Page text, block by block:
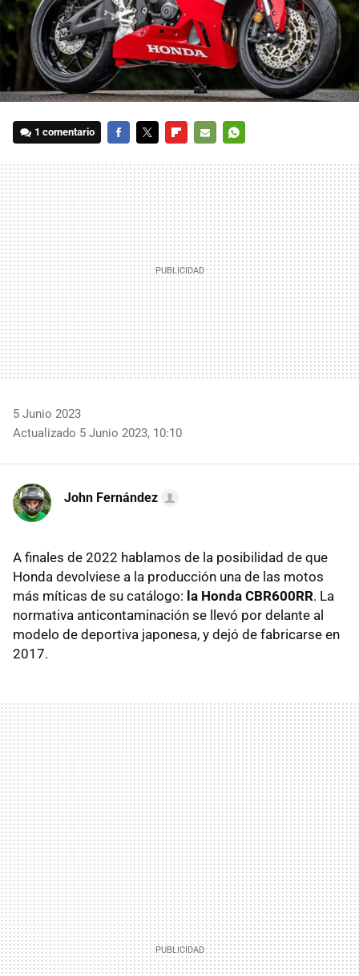
1 comentario
MAIL
5 Junio 2023
Actualizado 5 Junio 2023, 10:10
John Fernández
A finales de 2022 hablamos de la posibilidad de que
Honda devolviese a la producción una de las motos
más míticas de su catálogo: la Honda CBR600RR. La
normativa anticontaminación se llevó por delante al
modelo de deportiva japonesa, y dejó de fabricarse en
2017.